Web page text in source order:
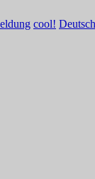
cool! Deutsch